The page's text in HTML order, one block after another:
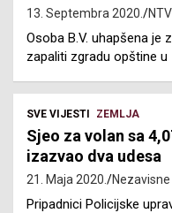
13. Septembra 2020.
Osoba B.V. uhapšena je
zapaliti zgradu opštine
SVE VIJESTI ZEMLJA
Sjeo za volan sa
izazvao dva udesa
21. Maja 2020.
Pripadnici Policijske